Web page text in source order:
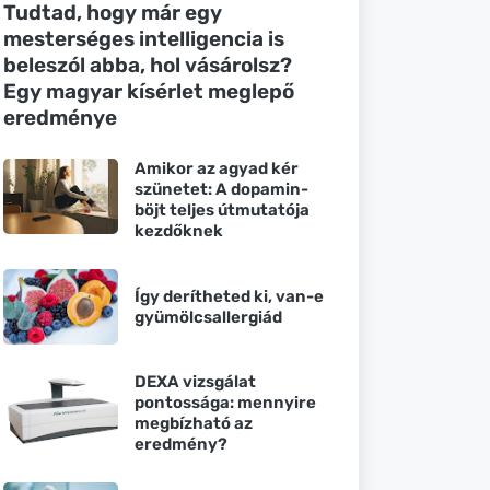
Tudtad, hogy már egy
mesterséges intelligencia is
beleszól abba, hol vásárolsz?
Egy magyar kísérlet meglepő
eredménye
Amikor az agyad kér
szünetet: A dopamin-
böjt teljes útmutatója
kezdőknek
Így derítheted ki, van-e
gyümölcsallergiád
DEXA vizsgálat
pontossága: mennyire
megbízható az
eredmény?